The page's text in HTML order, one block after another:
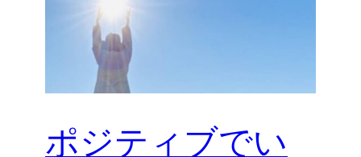
ポジティブでい